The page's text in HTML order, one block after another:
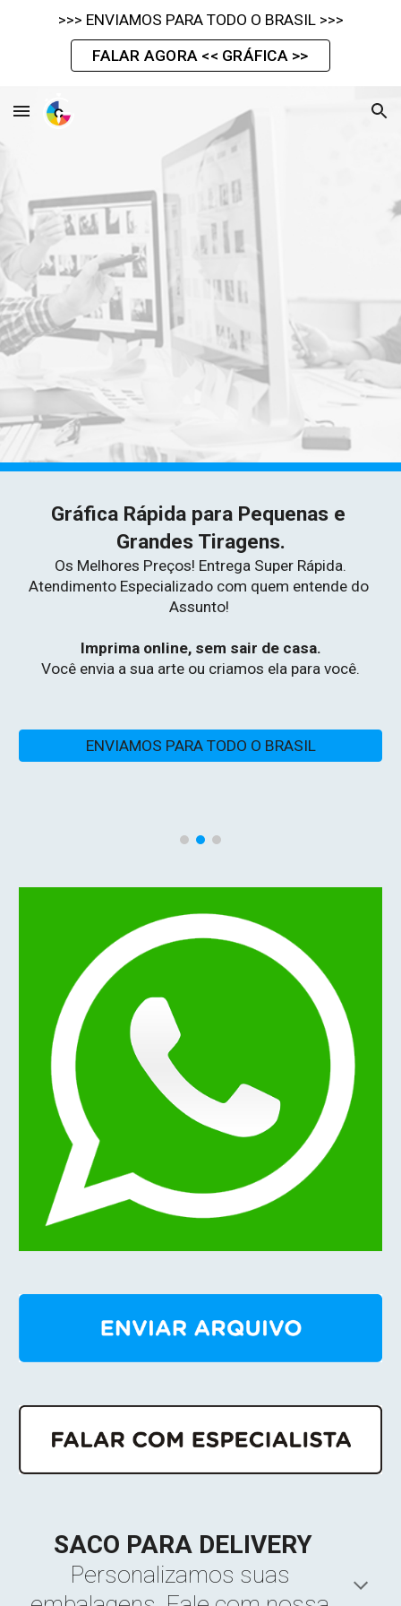
>>> ENVIAMOS PARA TODO O BRASIL >>>
FALAR AGORA << GRÁFICA >>
Gráfica Rápida para Pequenas e
Grandes Tiragens.
Os Melhores Preços! Entrega Super Rápida.
Atendimento Especializado com quem entende do
Assunto!
Imprima online, sem sair de casa.
Você envia a sua arte ou criamos ela para você.
ENVIAMOS PARA TODO O BRASIL
SACO PARA DELIVERY
Personalizamos suas